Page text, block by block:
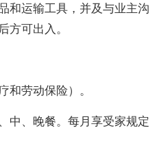
和运输工具，并及与业主沟
方可出入。
和劳动保险）。
中、晚餐。每月享受家规定